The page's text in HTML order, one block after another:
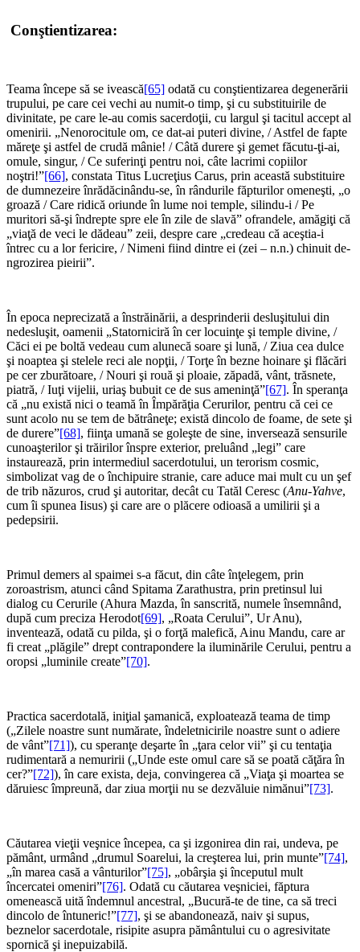
Conştientizarea:
Teama începe să se ivească[65] odată cu conştientizarea degenerării
trupului, pe care cei vechi au numit-o timp, şi cu substituirile de
divinitate, pe care le-au comis sacerdoţii, cu largul şi tacitul accept al
omenirii. „Nenorocitule om, ce dat-ai puteri divine, / Astfel de fapte
măreţe şi astfel de crudă mânie! / Câtă durere şi gemet făcutu-ţi-ai,
omule, singur, / Ce suferinţi pentru noi, câte lacrimi copiilor
noştri!”[66], constata Titus Lucreţius Carus, prin această substituire
de dumnezeire înrădăcinându-se, în rândurile făpturilor omeneşti, „o
groază / Care ridică oriunde în lume noi temple, silindu-i / Pe
muritori să-şi îndrepte spre ele în zile de slavă” ofrandele, amăgiţi că
„viaţă de veci le dădeau” zeii, despre care „credeau că aceştia-i
întrec cu a lor fericire, / Nimeni fiind dintre ei (zei – n.n.) chinuit de-
ngrozirea pieirii”.
În epoca neprecizată a înstrăinării, a desprinderii desluşitului din
nedesluşit, oamenii „Statorniciră în cer locuinţe şi temple divine, /
Căci ei pe boltă vedeau cum alunecă soare şi lună, / Ziua cea dulce
şi noaptea şi stelele reci ale nopţii, / Torţe în bezne hoinare şi flăcări
pe cer zburătoare, / Nouri şi rouă şi ploaie, zăpadă, vânt, trăsnete,
piatră, / Iuţi vijelii, uriaş bubuit ce de sus ameninţă”[67]. În speranţa
că „nu există nici o teamă în Împărăţia Cerurilor, pentru că cei ce
sunt acolo nu se tem de bătrâneţe; există dincolo de foame, de sete şi
de durere”[68], fiinţa umană se goleşte de sine, inversează sensurile
cunoaşterilor şi trăirilor înspre exterior, preluând „legi” care
instaurează, prin intermediul sacerdotului, un terorism cosmic,
simbolizat vag de o închipuire stranie, care aduce mai mult cu un şef
de trib năzuros, crud şi autoritar, decât cu Tatăl Ceresc (Anu-Yahve,
cum îi spunea Iisus) şi care are o plăcere odioasă a umilirii şi a
pedepsirii.
Primul demers al spaimei s-a făcut, din câte înţelegem, prin
zoroastrism, atunci când Spitama Zarathustra, prin pretinsul lui
dialog cu Cerurile (Ahura Mazda, în sanscrită, numele însemnând,
după cum preciza Herodot[69], „Roata Cerului”, Ur Anu),
inventează, odată cu pilda, şi o forţă malefică, Ainu Mandu, care ar
fi creat „plăgile” drept contrapondere la iluminările Cerului, pentru a
oropsi „luminile create”[70].
Practica sacerdotală, iniţial şamanică, exploatează teama de timp
(„Zilele noastre sunt numărate, îndeletnicirile noastre sunt o adiere
de vânt”[71]), cu speranţe deşarte în „ţara celor vii” şi cu tentaţia
rudimentară a nemuririi („Unde este omul care să se poată căţăra în
cer?”[72]), în care exista, deja, convingerea că „Viaţa şi moartea se
dăruiesc împreună, dar ziua morţii nu se dezvăluie nimănui”[73].
Căutarea vieţii veşnice începea, ca şi izgonirea din rai, undeva, pe
pământ, urmând „drumul Soarelui, la creşterea lui, prin munte”[74],
„în marea casă a vânturilor”[75], „obârşia şi începutul mult
încercatei omeniri”[76]. Odată cu căutarea veşniciei, făptura
omenească uită îndemnul ancestral, „Bucură-te de tine, ca să treci
dincolo de întuneric!”[77], şi se abandonează, naiv şi supus,
beznelor sacerdotale, risipite asupra pământului cu o agresivitate
spornică şi inepuizabilă.